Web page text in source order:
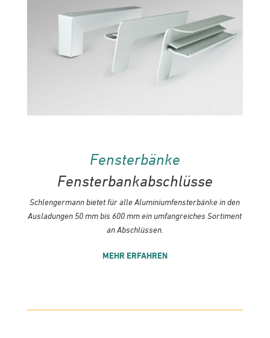
Fensterbänke
Fensterbankabschlüsse
Schlengermann bietet für alle Aluminiumfenster­bänke in den
Ausladungen 50 mm bis 600 mm ein umfangreiches Sortiment
an Abschlüssen.
MEHR ERFAHREN